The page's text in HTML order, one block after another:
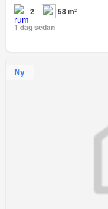
2
58 m²
1 dag sedan
Ny